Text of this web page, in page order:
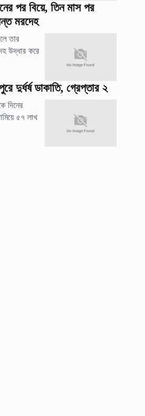
পর বিয়ে, তিন মাস পর
মরদেহ
তার
উদ্ধার করে
দুর্ধর্ষ ডাকাতি, গ্রেপ্তার ২
দিনের
৫৭ লাখ